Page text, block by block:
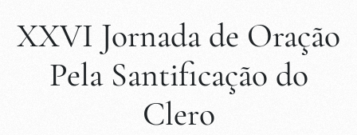
XXVI Jornada de Oração
Pela Santificação do
Clero